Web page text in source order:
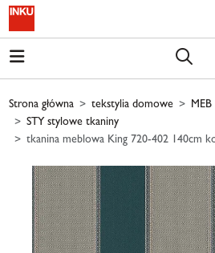
Skip to main content
Strona główna tekstylia domowe
STY stylowe tkaniny
tkanina meblowa King 720-402 140cm